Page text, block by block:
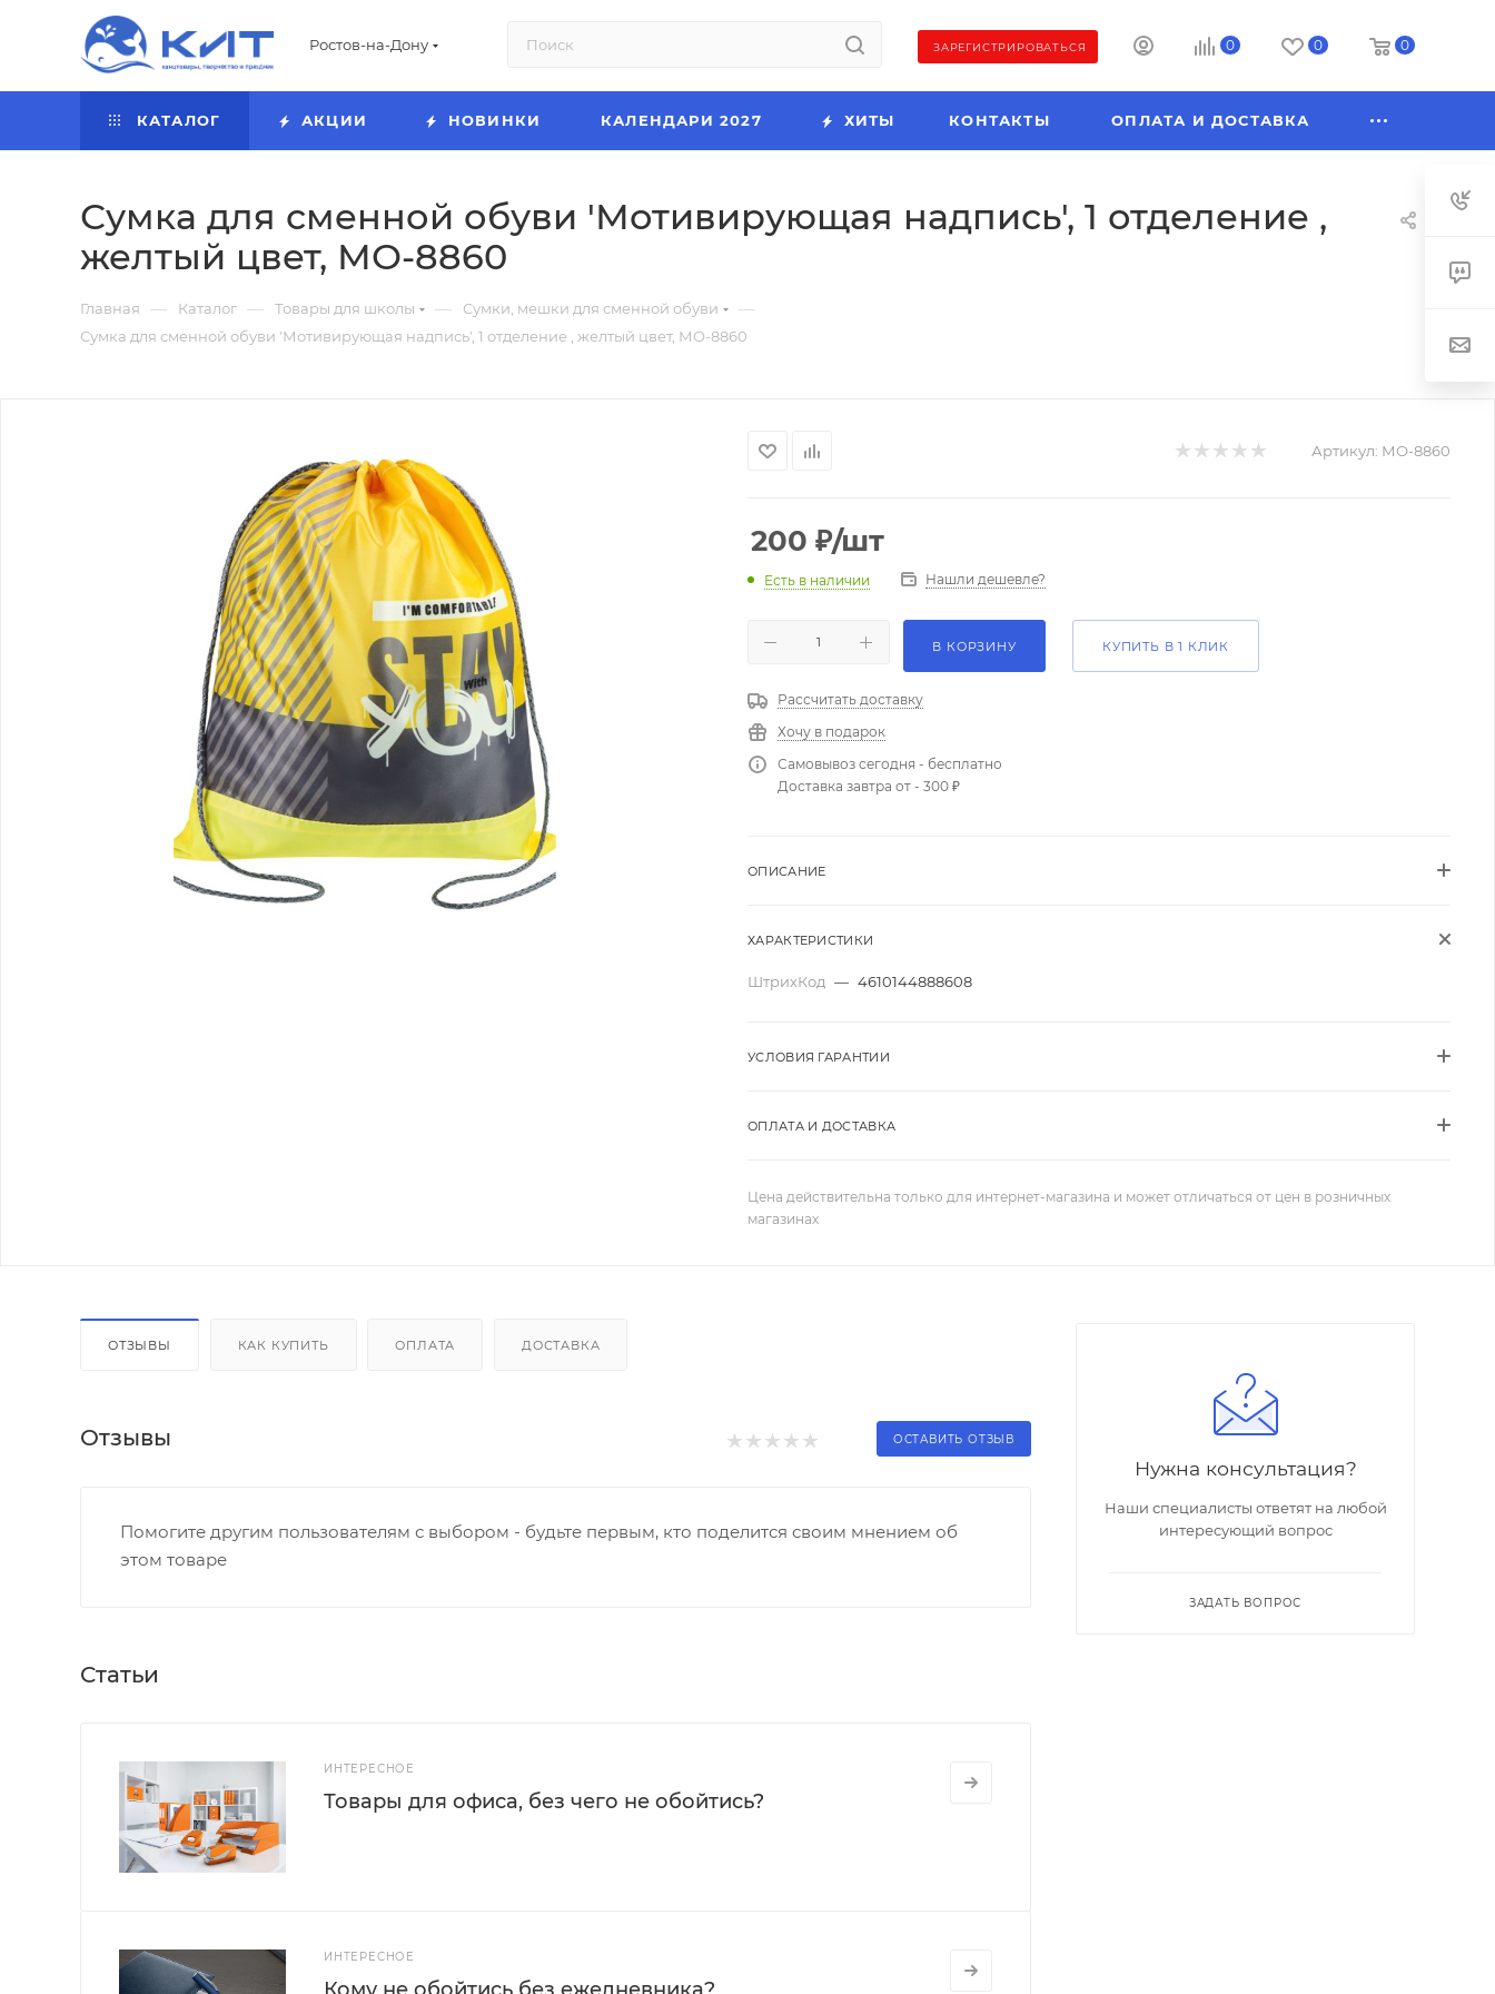
Ростов-на-Дону ЗАРЕГИСТРИРОВАТЬСЯ 0 0 0
КАТАЛОГ АКЦИИ НОВИНКИ КАЛЕНДАРИ 2027 ХИТЫ КОНТАКТЫ ОПЛАТА И ДОСТАВКА
Сумка для сменной обуви 'Мотивирующая надпись', 1 отделение ,
желтый цвет, МО-8860
Главная — Каталог — Товары для школы — Сумки, мешки для сменной обуви —
Сумка для сменной обуви 'Мотивирующая надпись', 1 отделение , желтый цвет, МО-8860
Артикул: МО-8860
200 ₽/шт
Есть в наличии Нашли дешевле?
В КОРЗИНУ КУПИТЬ В 1 КЛИК
Рассчитать доставку
Хочу в подарок
Самовывоз сегодня - бесплатно
Доставка завтра от - 300 ₽
ОПИСАНИЕ
ХАРАКТЕРИСТИКИ
ШтрихКод — 4610144888608
УСЛОВИЯ ГАРАНТИИ
ОПЛАТА И ДОСТАВКА
Цена действительна только для интернет-магазина и может отличаться от цен в розничных
магазинах
ОТЗЫВЫ КАК КУПИТЬ ОПЛАТА ДОСТАВКА
Отзывы ОСТАВИТЬ ОТЗЫВ
Помогите другим пользователям с выбором - будьте первым, кто поделится своим мнением об
этом товаре
Статьи
ИНТЕРЕСНОЕ
Товары для офиса, без чего не обойтись?
ИНТЕРЕСНОЕ
Нужна консультация?
Наши специалисты ответят на любой
интересующий вопрос
ЗАДАТЬ ВОПРОС